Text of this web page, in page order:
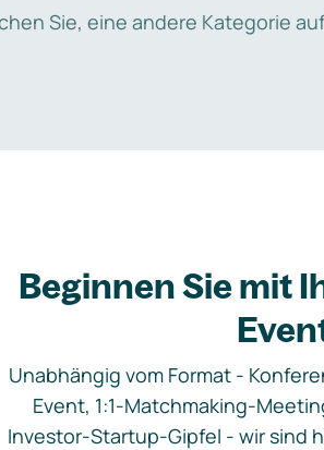
Sie, eine andere Kategorie
Beginnen Sie mit
Unabhängig vom Format -
Event, 1:1-Matchmaking-
Investor-Startup-Gipfel - wir sind